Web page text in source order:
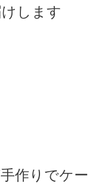
します
作りでケー